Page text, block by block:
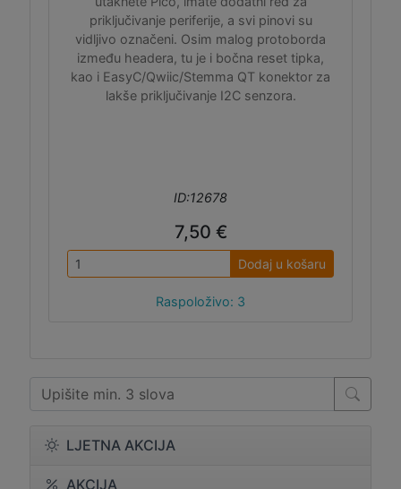
LJETNA AKCIJA
AKCIJA
priključivanje periferije, a svi pinovi su
vidljivo označeni. Osim malog protoborda
između headera, tu je i bočna reset tipka,
kao i EasyC/Qwiic/Stemma QT konektor za
lakše priključivanje I2C senzora.
ID:12678
7,50 €
Dodaj u košaru
Raspoloživo: 3